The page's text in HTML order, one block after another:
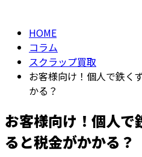
HOME
コラム
スクラップ買取
お客様向け！個人で鉄く
かる？
お客様向け！個人で
ると税金がかかる？